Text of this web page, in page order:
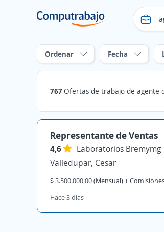
Ordenar Fecha
767Ofertas de trabajo de agente de
Representante de Ventas
4,6
Laboratorios Bremymg
Valledupar, Cesar
$ 3.500.000,00 (Mensual) +
Hace 3 días